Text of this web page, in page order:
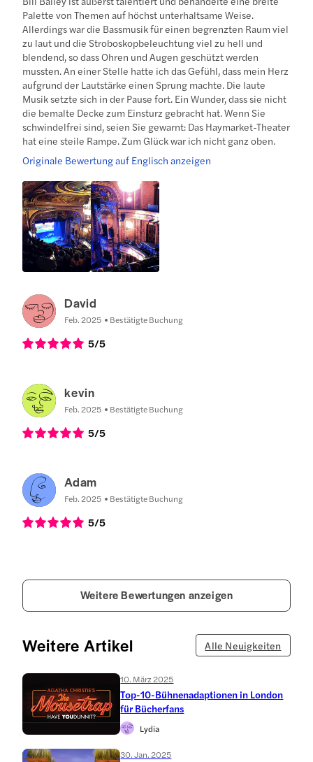
Palette von Themen auf höchst unterhaltsame Weise.
Allerdings war die Bassmusik für einen begrenzten Raum viel
zu laut und die Stroboskopbeleuchtung viel zu hell und
blendend, so dass Ohren und Augen geschützt werden
mussten. An einer Stelle hatte ich das Gefühl, dass mein Herz
aufgrund der Lautstärke einen Sprung machte. Die laute
Musik setzte sich in der Pause fort. Ein Wunder, dass sie nicht
die bemalte Decke zum Einsturz gebracht hat. Wenn Sie
schwindelfrei sind, seien Sie gewarnt: Das Haymarket-Theater
hat eine steile Rampe. Zum Glück war ich nicht ganz oben.
Originale Bewertung auf Englisch anzeigen
David
Feb. 2025 Bestätigte Buchung
5/5
kevin
Feb. 2025 Bestätigte Buchung
5/5
Adam
Feb. 2025 Bestätigte Buchung
5/5
Weitere Bewertungen anzeigen
Weitere Artikel Alle Neuigkeiten
10. März 2025
Top-10-Bühnenadaptionen in London
für Bücherfans
Lydia
30. Jan. 2025